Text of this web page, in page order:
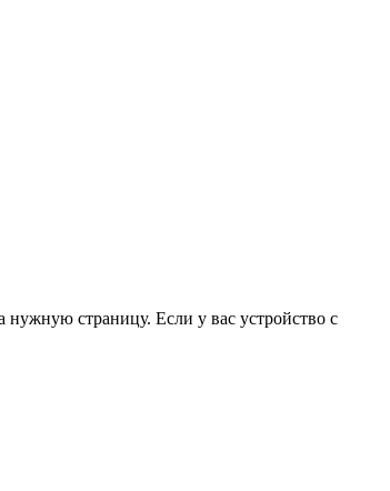
нужную страницу. Если у вас устройство с